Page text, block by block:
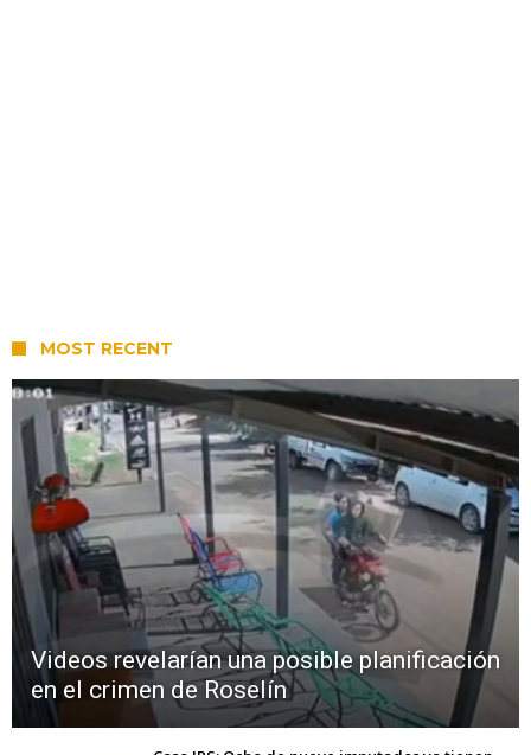
MOST RECENT
Videos revelarían una posible planificación
en el crimen de Roselín